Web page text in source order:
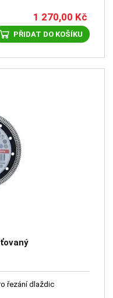
1 270,00 Kč
PŘIDAT DO KOŠÍKU
řezání dlaždic